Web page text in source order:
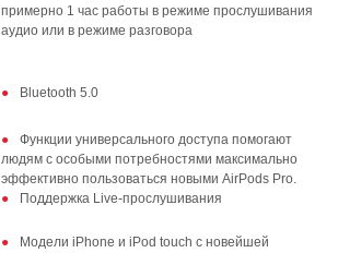
примерно 1 час работы в режиме прослушивания
аудио или в режиме разговора
Bluetooth 5.0
Функции универсального доступа помогают
людям с особыми потребностями максимально
эффективно пользоваться новыми AirPods Pro.
Поддержка Live-прослушивания
Модели iPhone и iPod touch с новейшей